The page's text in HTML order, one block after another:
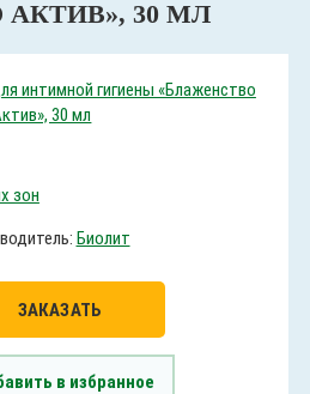
30 МЛ
зон
Биолит
ЗАКАЗАТЬ
в избранное